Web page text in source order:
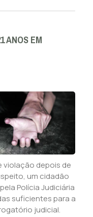
ANOS EM
violação depois de
um cidadão
Polícia Judiciária
suficientes para a
judicial.